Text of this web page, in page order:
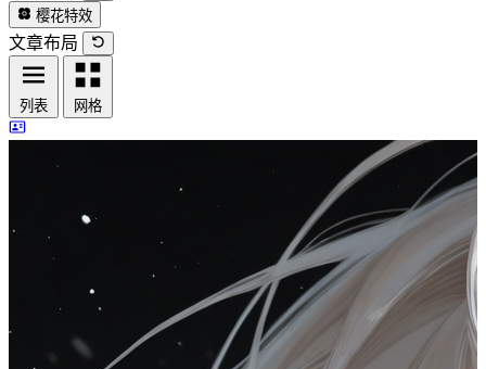
樱花特效
文章布局
列表 网格